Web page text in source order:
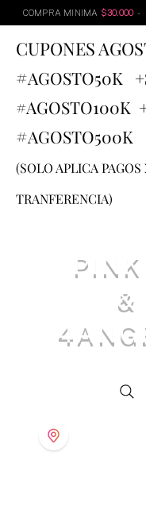
COMPRA MINIMA $30.000 -
CUPONES
#AGOSTO50K
#AGOSTO100K
#AGOSTO500K
(SOLO APLICA PAGOS
TRANFERENCIA)
PINK
&